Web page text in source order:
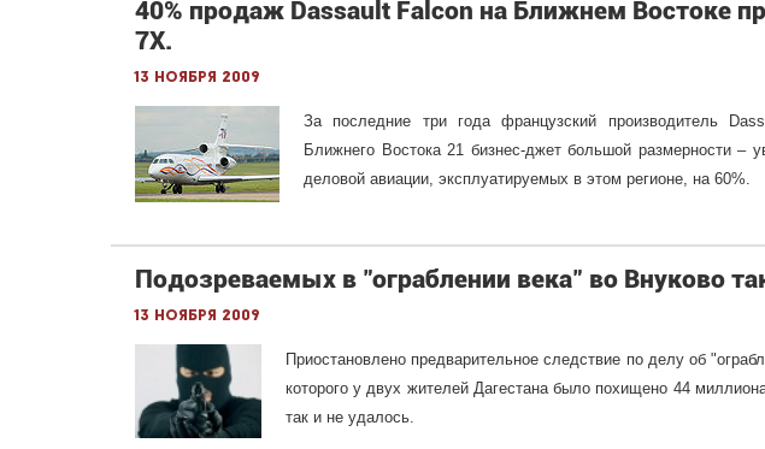
40% продаж Dassault Falcon на Ближнем Востоке
7Х.
13 ноября 2009
За последние три года французский производитель
Ближнего Востока 21 бизнес-джет большой размерности –
деловой авиации, эксплуатируемых в этом регионе, на 60%.
Подозреваемых в "ограблении века" во Внуково
13 ноября 2009
Приостановлено предварительное следствие по делу об
которого у двух жителей Дагестана было похищено 44
так и не удалось.